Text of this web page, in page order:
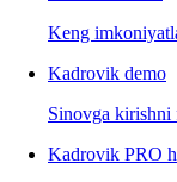
Keng
Kadrovik demo
Sinovga kirishni
Kadrovik PRO